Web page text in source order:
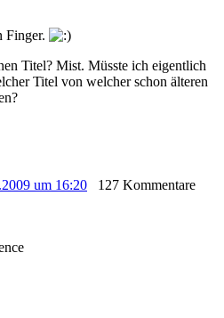
Finger.
Titel? Mist. Müsste ich eigentlich
Titel von welcher schon älteren
um 16:20
127 Kommentare